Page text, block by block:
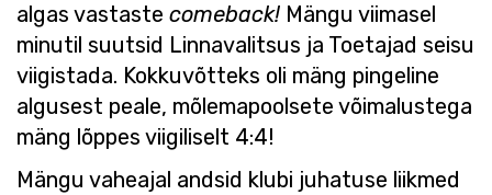
algas vastaste comeback! Mängu viimasel
minutil suutsid Linnavalitsus ja Toetajad seisu
viigistada. Kokkuvõtteks oli mäng pingeline
algusest peale, mõlemapoolsete võimalustega
mäng lõppes viigiliselt 4:4!
Mängu vaheajal andsid klubi juhatuse liikmed